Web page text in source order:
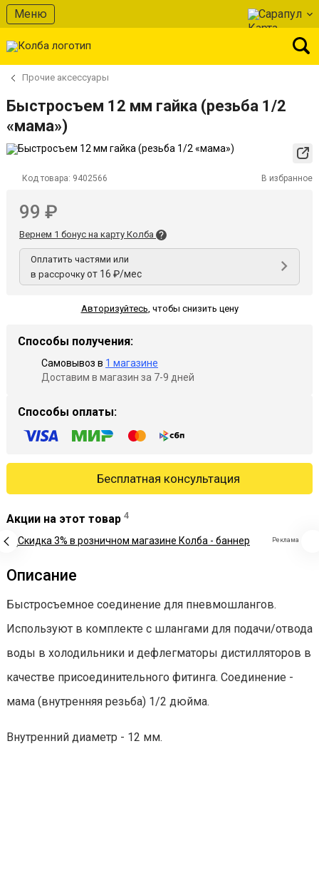
Меню Сарапул
Прочие аксессуары
Быстросъем 12 мм гайка (резьба 1/2
«мама»)
Код товара: 9402566 В избранное
99 ₽
Вернем 1 бонус на карту Колба
Оплатить частями или
в рассрочку от 16 ₽/мес
Авторизуйтесь, чтобы снизить цену
Способы получения:
Самовывоз в 1 магазине
Доставим в магазин за 7-9 дней
Способы оплаты:
Бесплатная консультация
Акции на этот товар 4
Реклама
Описание
Быстросъемное соединение для пневмошлангов.
Используют в комплекте с шлангами для подачи/отвода
воды в холодильники и дефлегматоры дистилляторов в
качестве присоединительного фитинга. Соединение -
мама (внутренняя резьба) 1/2 дюйма.
Внутренний диаметр - 12 мм.